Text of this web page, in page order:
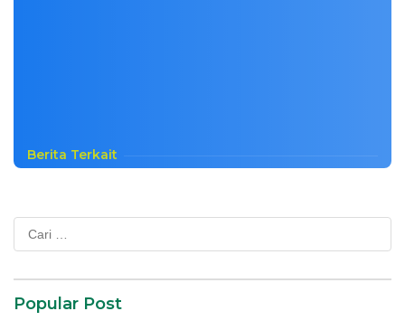
Berita Terkait
Cari
untuk:
Popular Post